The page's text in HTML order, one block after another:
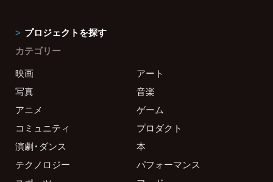
プロジェクトを探す
カテゴリー
映画
アート
写真
音楽
アニメ
ゲーム
コミュニティ
プロダクト
演劇・ダンス
本
テクノロジー
パフォーマンス